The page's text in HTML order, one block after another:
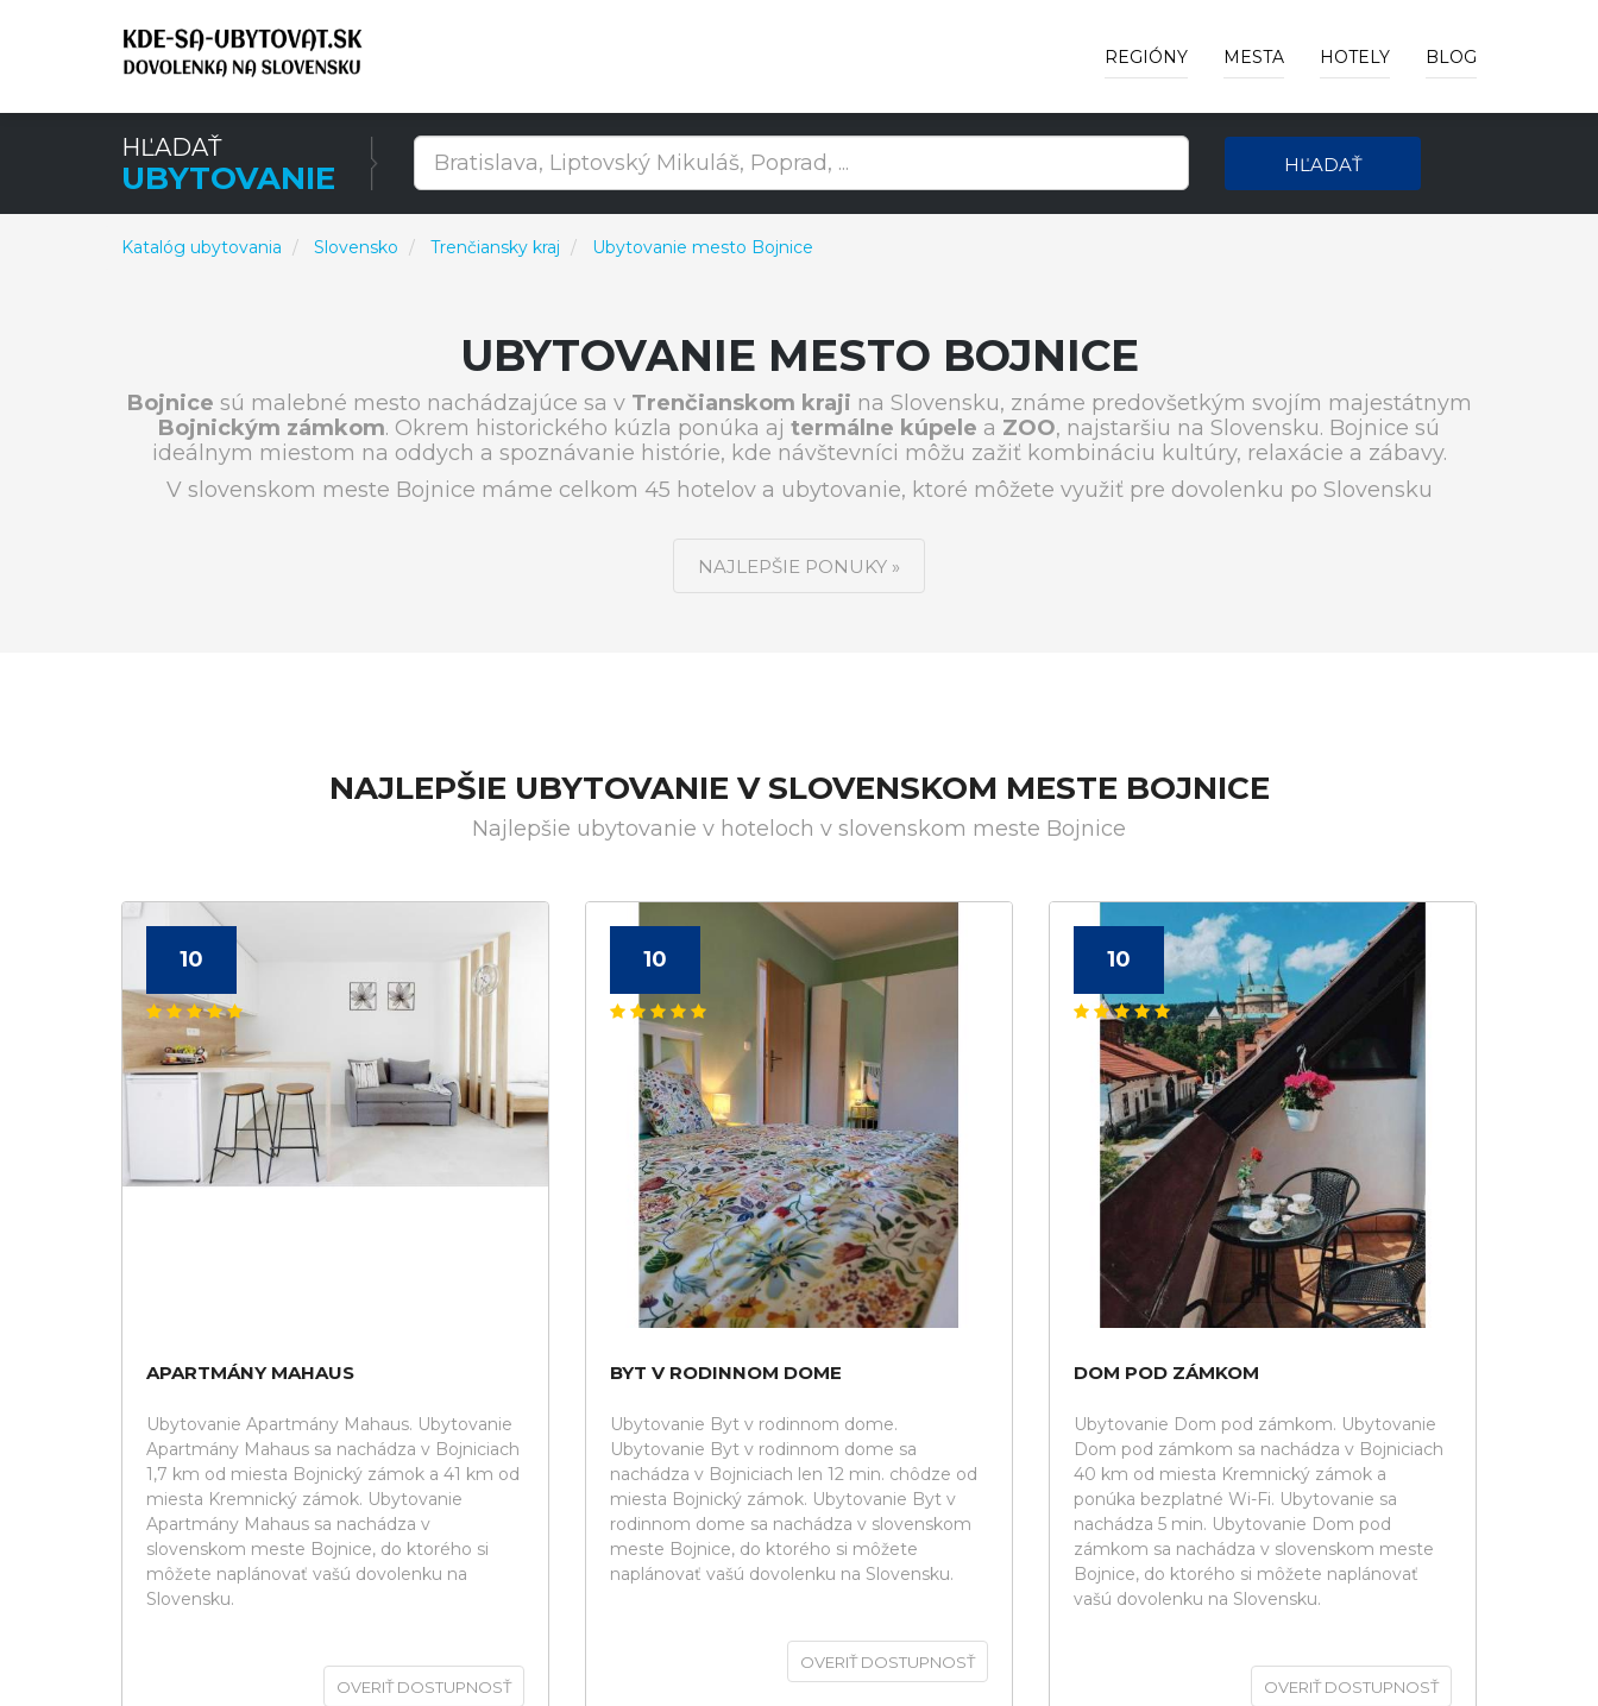
REGIÓNY MESTA HOTELY BLOG
HĽADAŤ
UBYTOVANIE HĽADAŤ
Katalóg ubytovania Slovensko Trenčiansky kraj Ubytovanie mesto Bojnice
UBYTOVANIE MESTO BOJNICE
Bojnice sú malebné mesto nachádzajúce sa v Trenčianskom kraji na Slovensku, známe predovšetkým svojím majestátnym
Bojnickým zámkom. Okrem historického kúzla ponúka aj termálne kúpele a ZOO, najstaršiu na Slovensku. Bojnice sú
ideálnym miestom na oddych a spoznávanie histórie, kde návštevníci môžu zažiť kombináciu kultúry, relaxácie a zábavy.
V slovenskom meste Bojnice máme celkom 45 hotelov a ubytovanie, ktoré môžete využiť pre dovolenku po Slovensku
NAJLEPŠIE PONUKY »
NAJLEPŠIE UBYTOVANIE V SLOVENSKOM MESTE BOJNICE
Najlepšie ubytovanie v hoteloch v slovenskom meste Bojnice
10
APARTMÁNY MAHAUS
Ubytovanie Apartmány Mahaus. Ubytovanie
Apartmány Mahaus sa nachádza v Bojniciach
1,7 km od miesta Bojnický zámok a 41 km od
miesta Kremnický zámok. Ubytovanie
Apartmány Mahaus sa nachádza v
slovenskom meste Bojnice, do ktorého si
môžete naplánovať vašú dovolenku na
Slovensku.
OVERIŤ DOSTUPNOSŤ
10
BYT V RODINNOM DOME
Ubytovanie Byt v rodinnom dome.
Ubytovanie Byt v rodinnom dome sa
nachádza v Bojniciach len 12 min. chôdze od
miesta Bojnický zámok. Ubytovanie Byt v
rodinnom dome sa nachádza v slovenskom
meste Bojnice, do ktorého si môžete
naplánovať vašú dovolenku na Slovensku.
OVERIŤ DOSTUPNOSŤ
10
DOM POD ZÁMKOM
Ubytovanie Dom pod zámkom. Ubytovanie
Dom pod zámkom sa nachádza v Bojniciach
40 km od miesta Kremnický zámok a
ponúka bezplatné Wi-Fi. Ubytovanie sa
nachádza 5 min. Ubytovanie Dom pod
zámkom sa nachádza v slovenskom meste
Bojnice, do ktorého si môžete naplánovať
vašú dovolenku na Slovensku.
OVERIŤ DOSTUPNOSŤ